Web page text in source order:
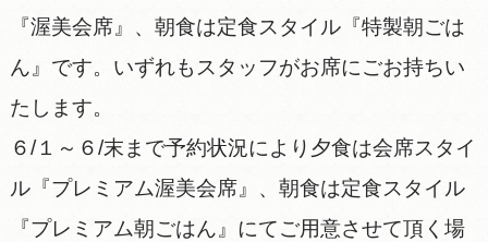
『渥美会席』、朝食は定食スタイル『特製朝ごは
ん』です。いずれもスタッフがお席にごお持ちい
たします。
６/１～６/末まで予約状況により夕食は会席スタイ
ル『プレミアム渥美会席』、朝食は定食スタイル
『プレミアム朝ごはん』にてご用意させて頂く場